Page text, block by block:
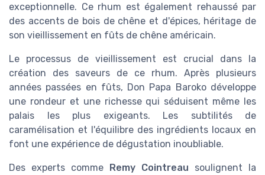
exceptionnelle. Ce rhum est également rehaussé par
des accents de bois de chêne et d'épices, héritage de
son vieillissement en fûts de chêne américain.
Le processus de vieillissement est crucial dans la
création des saveurs de ce rhum. Après plusieurs
années passées en fûts, Don Papa Baroko développe
une rondeur et une richesse qui séduisent même les
palais les plus exigeants. Les subtilités de
caramélisation et l'équilibre des ingrédients locaux en
font une expérience de dégustation inoubliable.
Des experts comme Remy Cointreau soulignent la